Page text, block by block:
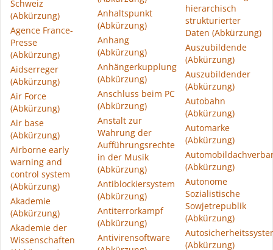
Schweiz
(Abkürzung)
Agence France-
Presse
(Abkürzung)
Aidserreger
(Abkürzung)
Air Force
(Abkürzung)
Air base
(Abkürzung)
Airborne early
warning and
control system
(Abkürzung)
Akademie
(Abkürzung)
Akademie der
Wissenschaften
Anhaltspunkt
(Abkürzung)
Anhang
(Abkürzung)
Anhängerkupplung
(Abkürzung)
Anschluss beim PC
(Abkürzung)
Anstalt zur
Wahrung der
Aufführungsrechte
in der Musik
(Abkürzung)
Antiblockiersystem
(Abkürzung)
Antiterrorkampf
(Abkürzung)
Antivirensoftware
hierarchisch
strukturierter
Daten (Abkürzung)
Auszubildende
(Abkürzung)
Auszubildender
(Abkürzung)
Autobahn
(Abkürzung)
Automarke
(Abkürzung)
(Abkürzung)
Autonome
Sozialistische
Sowjetrepublik
(Abkürzung)
(Abkürzung)